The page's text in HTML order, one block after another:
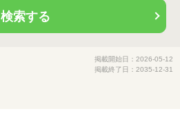
検索する
掲載開始日：2026-05-12
掲載終了日：2035-12-31